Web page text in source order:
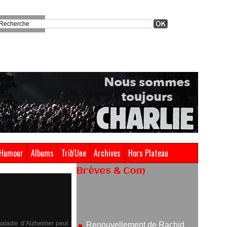
Humour Albums Trib'Une Archives Hors Plateau
d’Alzheimer peut
Brèves & Com
05/08/2026